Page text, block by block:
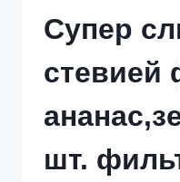
Супер
стевией
шт.